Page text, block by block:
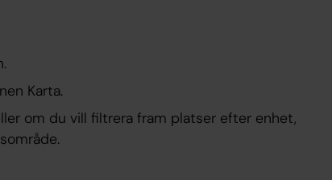
Karta.
om du vill filtrera fram platser efter enhet,